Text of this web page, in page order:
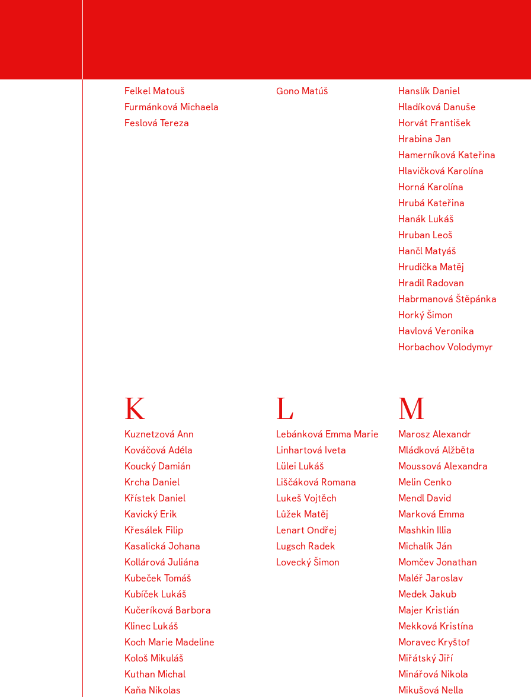
Felkel Matouš
Furmánková Michaela
Feslová Tereza
Gono Matúš
Hanslík Daniel
Hladíková Danuše
Horvát František
Hrabina Jan
Hamerníková Kateřina
Hlavičková Karolína
Horná Karolína
Hrubá Kateřina
Hanák Lukáš
Hruban Leoš
Hančl Matyáš
Hrudička Matěj
Hradil Radovan
Habrmanová Štěpánka
Horký Šimon
Havlová Veronika
Horbachov Volodymyr
K
Kuznetzová Ann
Kováčová Adéla
Koucký Damián
Krcha Daniel
Křístek Daniel
Kavický Erik
Křesálek Filip
Kasalická Johana
Kollárová Juliána
Kubeček Tomáš
Kubíček Lukáš
Kučeríková Barbora
Klinec Lukáš
Koch Marie Madeline
Kološ Mikuláš
Kuthan Michal
Kaňa Nikolas
L
Lebánková Emma Marie
Linhartová Iveta
Lülei Lukáš
Liščáková Romana
Lukeš Vojtěch
Lůžek Matěj
Lenart Ondřej
Lugsch Radek
Lovecký Šimon
M
Marosz Alexandr
Mládková Alžběta
Moussová Alexandra
Melin Cenko
Mendl David
Marková Emma
Mashkin Illia
Michalík Ján
Momčev Jonathan
Maléř Jaroslav
Medek Jakub
Majer Kristián
Mekková Kristína
Moravec Kryštof
Miřátský Jiří
Minářová Nikola
Mikušová Nella